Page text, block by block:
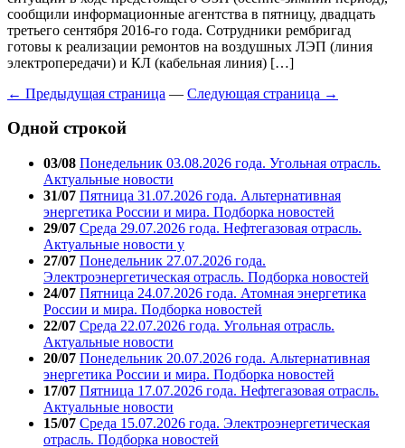
сообщили информационные агентства в пятницу, двадцать
третьего сентября 2016-го года. Сотрудники рембригад
готовы к реализации ремонтов на воздушных ЛЭП (линия
электропередачи) и КЛ (кабельная линия) […]
← Предыдущая страница — Следующая страница →
Одной строкой
03/08 Понедельник 03.08.2026 года. Угольная отрасль.
Актуальные новости
31/07 Пятница 31.07.2026 года. Альтернативная
энергетика России и мира. Подборка новостей
29/07 Среда 29.07.2026 года. Нефтегазовая отрасль.
Актуальные новости у
27/07 Понедельник 27.07.2026 года.
Электроэнергетическая отрасль. Подборка новостей
24/07 Пятница 24.07.2026 года. Атомная энергетика
России и мира. Подборка новостей
22/07 Среда 22.07.2026 года. Угольная отрасль.
Актуальные новости
20/07 Понедельник 20.07.2026 года. Альтернативная
энергетика России и мира. Подборка новостей
17/07 Пятница 17.07.2026 года. Нефтегазовая отрасль.
Актуальные новости
15/07 Среда 15.07.2026 года. Электроэнергетическая
отрасль. Подборка новостей